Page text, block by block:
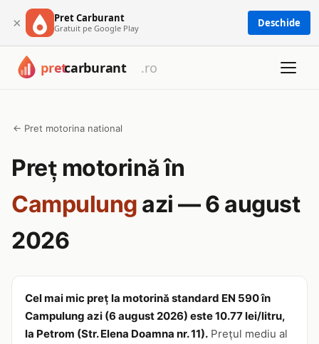
× Pret Carburant
Gratuit pe Google Play Deschide
← Pret motorina national
Preț motorină în
Campulung azi — 6 august
2026
Cel mai mic preț la motorină standard EN 590 în
Campulung azi (6 august 2026) este 10.77 lei/litru,
la Petrom (Str. Elena Doamna nr. 11). Prețul mediu al